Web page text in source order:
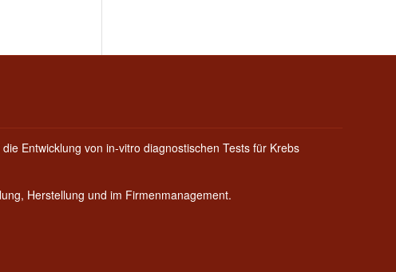
Entwicklung von in-vitro diagnostischen Tests für Krebs
Herstellung und im Firmenmanagement.